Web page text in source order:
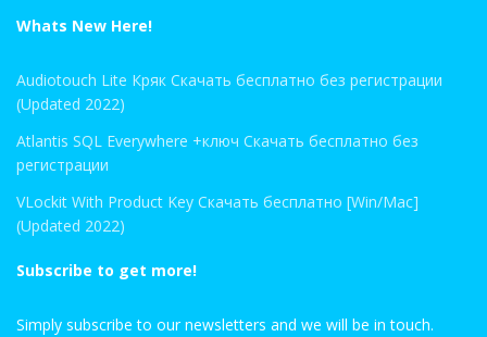
Whats New Here!
Audiotouch Lite Кряк Скачать бесплатно без регистрации
(Updated 2022)
Atlantis SQL Everywhere +ключ Скачать бесплатно без
регистрации
VLockit With Product Key Скачать бесплатно [Win/Mac]
(Updated 2022)
Subscribe to get more!
Simply subscribe to our newsletters and we will be in touch.